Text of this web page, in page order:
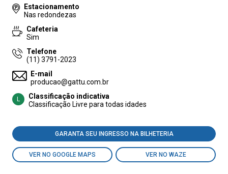
Estacionamento
Nas redondezas
Cafeteria
Sim
Telefone
(11) 3791-2023
E-mail
producao@gattu.com.br
L
Classificação indicativa
Classificação Livre para todas idades
GARANTA SEU INGRESSO NA BILHETERIA
VER NO GOOGLE MAPS VER NO WAZE